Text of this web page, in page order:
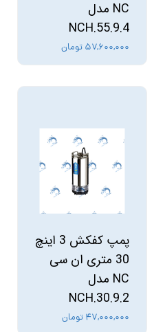
NC مدل
NCH.55.9.4
۵۷,۶۰۰,۰۰۰ تومان
پمپ کفکش 3 اینچ
30 متری ان سی
NC مدل
NCH.30.9.2
۴۷,۰۰۰,۰۰۰ تومان